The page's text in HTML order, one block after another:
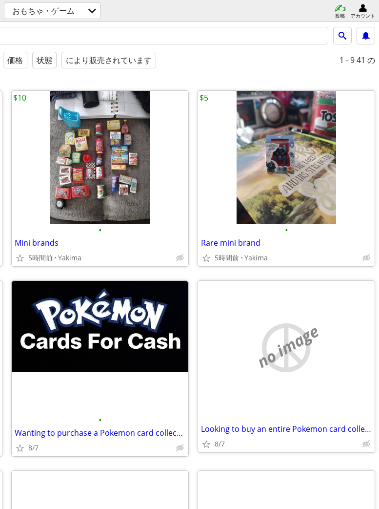
おもちゃ・ゲーム 投稿 アカウント
価格 状態 により販売されています 1 - 941 の
•
Mini brands
5時間前 Yakima
$10
•
Rare mini brand
5時間前 Yakima
$5
•
Wanting to purchase a Pokemon card collection
8/7
no image
Looking to buy an entire Pokemon card collection
8/7